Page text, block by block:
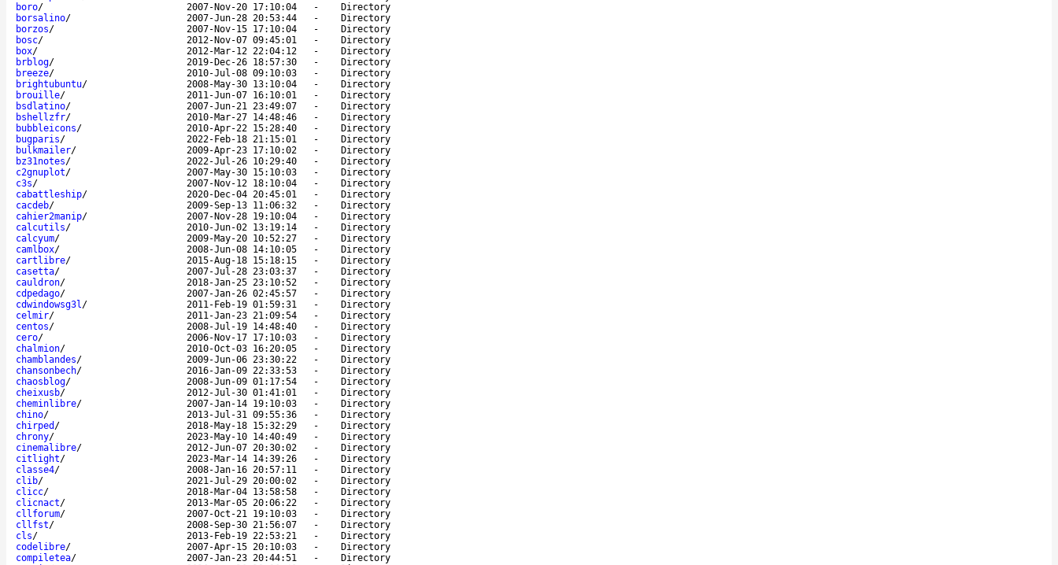
boro/ 2007-Nov-20 17:10:04 -
Directory
borsalino/ 2007-Jun-28 20:53:44 -
Directory
borzos/ 2007-Nov-15 17:10:04 -
Directory
bosc/ 2012-Nov-07 09:45:01 -
Directory
box/ 2012-Mar-12 22:04:12 -
Directory
brblog/ 2019-Dec-26 18:57:30 -
Directory
breeze/ 2010-Jul-08 09:10:03 -
Directory
brightubuntu/ 2008-May-30 13:10:04 -
Directory
brouille/ 2011-Jun-07 16:10:01 -
Directory
bsdlatino/ 2007-Jun-21 23:49:07 -
Directory
bshellzfr/ 2010-Mar-27 14:48:46 -
Directory
bubbleicons/ 2010-Apr-22 15:28:40 -
Directory
bugparis/ 2022-Feb-18 21:15:01 -
Directory
bulkmailer/ 2009-Apr-23 17:10:02 -
Directory
bz31notes/ 2022-Jul-26 10:29:40 -
Directory
c2gnuplot/ 2007-May-30 15:10:03 -
Directory
c3s/ 2007-Nov-12 18:10:04 -
Directory
cabattleship/ 2020-Dec-04 20:45:01 -
Directory
cacdeb/ 2009-Sep-13 11:06:32 -
Directory
cahier2manip/ 2007-Nov-28 19:10:04 -
Directory
calcutils/ 2010-Jun-02 13:19:14 -
Directory
calcyum/ 2009-May-20 10:52:27 -
Directory
camlbox/ 2008-Jun-08 14:10:05 -
Directory
cartlibre/ 2015-Aug-18 15:18:15 -
Directory
casetta/ 2007-Jul-28 23:03:37 -
Directory
cauldron/ 2018-Jan-25 23:10:52 -
Directory
cdpedago/ 2007-Jan-26 02:45:57 -
Directory
cdwindowsg3l/ 2011-Feb-19 01:59:31 -
Directory
celmir/ 2011-Jan-23 21:09:54 -
Directory
centos/ 2008-Jul-19 14:48:40 -
Directory
cero/ 2006-Nov-17 17:10:03 -
Directory
chalmion/ 2010-Oct-03 16:20:05 -
Directory
chamblandes/ 2009-Jun-06 23:30:22 -
Directory
chansonbech/ 2016-Jan-09 22:33:53 -
Directory
chaosblog/ 2008-Jun-09 01:17:54 -
Directory
cheixusb/ 2012-Jul-30 01:41:01 -
Directory
cheminlibre/ 2007-Jan-14 19:10:03 -
Directory
chino/ 2013-Jul-31 09:55:36 -
Directory
chirped / 2018-May-18 15:32:29 -
Directory
chrony/ 2023-May-10 14:40:49 -
Directory
cinemalibre/ 2012-Jun-07 20:30:02 -
Directory
citlight/ 2023-Mar-14 14:39:26 -
Directory
classe4/ 2008-Jan-16 20:57:11 -
Directory
clib/ 2021-Jul-29 20:00:02 -
Directory
clicc/ 2018-Mar-04 13:58:58 -
Directory
clicnact/ 2013-Mar-05 20:06:22 -
Directory
cllforum/ 2007-Oct-21 19:10:03 -
Directory
cllfst/ 2008-Sep-30 21:56:07 -
Directory
cls/ 2013-Feb-19 22:53:21 -
Directory
codelibre/ 2007-Apr-15 20:10:03 -
Directory
compiletea/ 2007-Jan-23 20:44:51 -
Directory